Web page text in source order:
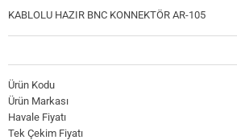
KABLOLU HAZIR BNC KONNEKTÖR AR-105
Ürün Kodu
Ürün Markası
Havale Fiyatı
Tek Çekim Fiyatı